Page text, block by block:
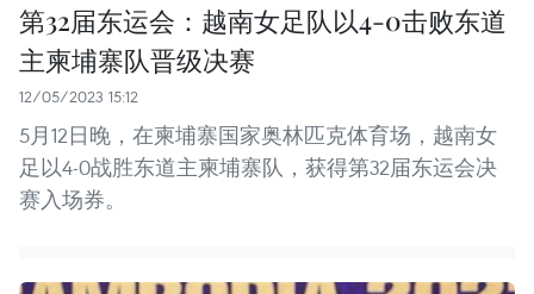
第32届东运会：越南女足队以4-0击败东道
主柬埔寨队晋级决赛
12/05/2023 15:12
5月12日晚，在柬埔寨国家奥林匹克体育场，越南女
足以4-0战胜东道主柬埔寨队，获得第32届东运会决
赛入场券。